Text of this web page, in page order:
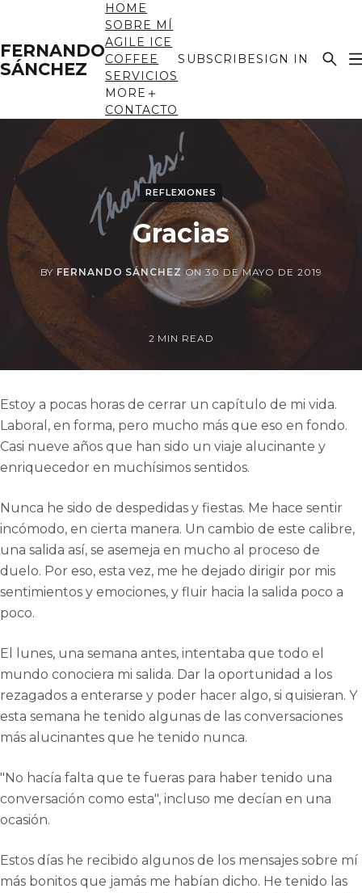
FERNANDO
SÁNCHEZ
HOME
SOBRE MÍ
AGILE ICE
COFFEE
SERVICIOS
MORE
CONTACTO
SUBSCRIBESIGN IN
REFLEXIONES
Gracias
BY FERNANDO SÁNCHEZ ON30 DE MAYO DE 2019
2 MIN READ
Estoy a pocas horas de cerrar un capítulo de mi vida.
Laboral, en forma, pero mucho más que eso en fondo.
Casi nueve años que han sido un viaje alucinante y
enriquecedor en muchísimos sentidos.
Nunca he sido de despedidas y fiestas. Me hace sentir
incómodo, en cierta manera. Un cambio de este calibre,
una salida así, se asemeja en mucho al proceso de
duelo. Por eso, esta vez, me he dejado dirigir por mis
sentimientos y emociones, y fluir hacia la salida poco a
poco.
El lunes, una semana antes, intentaba que todo el
mundo conociera mi salida. Dar la oportunidad a los
rezagados a enterarse y poder hacer algo, si quisieran. Y
esta semana he tenido algunas de las conversaciones
más alucinantes que he tenido nunca.
"No hacía falta que te fueras para haber tenido una
conversación como esta", incluso me decían en una
ocasión.
Estos días he recibido algunos de los mensajes sobre mí
más bonitos que jamás me habían dicho. He tenido las